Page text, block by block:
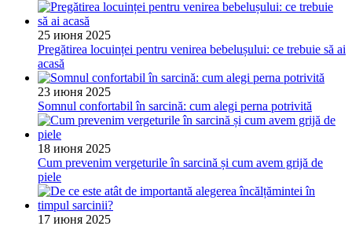
25 июня 2025
Pregătirea locuinței pentru venirea bebelușului: ce trebuie să ai
acasă
23 июня 2025
Somnul confortabil în sarcină: cum alegi perna potrivită
18 июня 2025
Cum prevenim vergeturile în sarcină și cum avem grijă de
piele
17 июня 2025